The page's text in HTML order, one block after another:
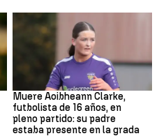
Muere Aoibheann Clarke,
futbolista de 16 años, en
pleno partido: su padre
estaba presente en la grada